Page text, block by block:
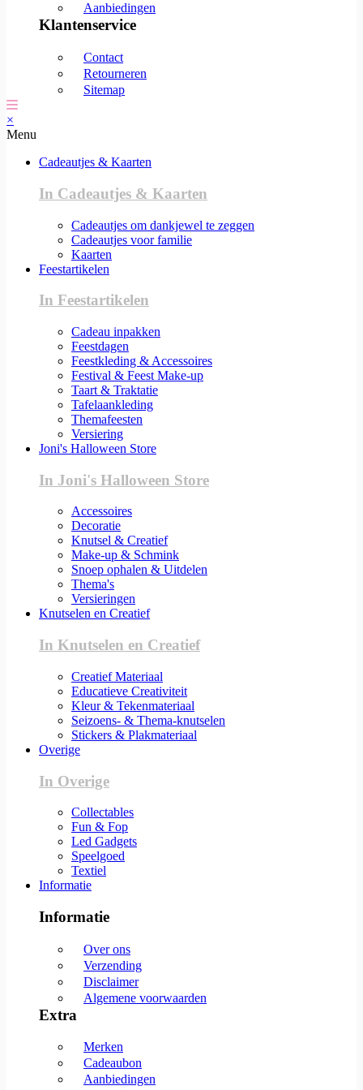
Aanbiedingen
Klantenservice
Contact
Retourneren
Sitemap
×
Menu
Cadeautjes & Kaarten
In Cadeautjes & Kaarten
Cadeautjes om dankjewel te zeggen
Cadeautjes voor familie
Kaarten
Feestartikelen
In Feestartikelen
Cadeau inpakken
Feestdagen
Feestkleding & Accessoires
Festival & Feest Make-up
Taart & Traktatie
Tafelaankleding
Themafeesten
Versiering
Joni's Halloween Store
In Joni's Halloween Store
Accessoires
Decoratie
Knutsel & Creatief
Make-up & Schmink
Snoep ophalen & Uitdelen
Thema's
Versieringen
Knutselen en Creatief
In Knutselen en Creatief
Creatief Materiaal
Educatieve Creativiteit
Kleur & Tekenmateriaal
Seizoens- & Thema-knutselen
Stickers & Plakmateriaal
Overige
In Overige
Collectables
Fun & Fop
Led Gadgets
Speelgoed
Textiel
Informatie
Informatie
Over ons
Verzending
Disclaimer
Algemene voorwaarden
Extra
Merken
Cadeaubon
Aanbiedingen